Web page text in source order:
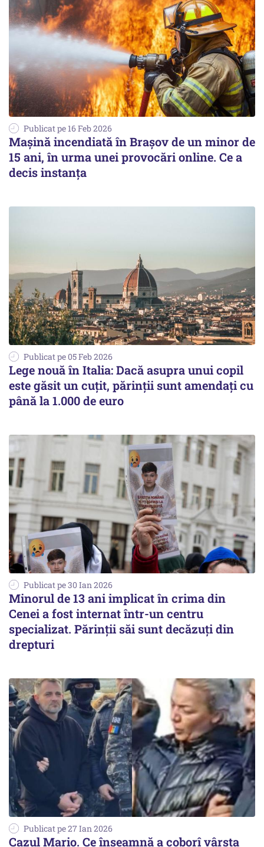
Publicat pe 16 Feb 2026
Mașină incendiată în Brașov de un minor de
15 ani, în urma unei provocări online. Ce a
decis instanța
Publicat pe 05 Feb 2026
Lege nouă în Italia: Dacă asupra unui copil
este găsit un cuțit, părinții sunt amendați cu
până la 1.000 de euro
Publicat pe 30 Ian 2026
Minorul de 13 ani implicat în crima din
Cenei a fost internat într-un centru
specializat. Părinții săi sunt decăzuți din
drepturi
Publicat pe 27 Ian 2026
Cazul Mario. Ce înseamnă a coborî vârsta